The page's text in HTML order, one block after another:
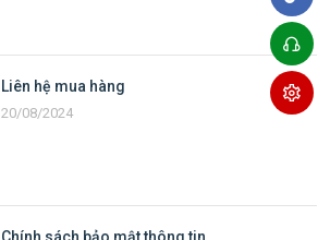
Liên hệ mua hàng
20/08/2024